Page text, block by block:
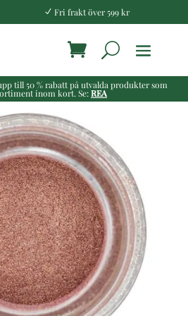
N Fri frakt över 599 kr
till 50 % rabatt på utvalda produkter som
inom kort. Se:REA